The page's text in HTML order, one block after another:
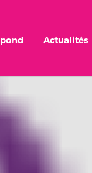
Actualités